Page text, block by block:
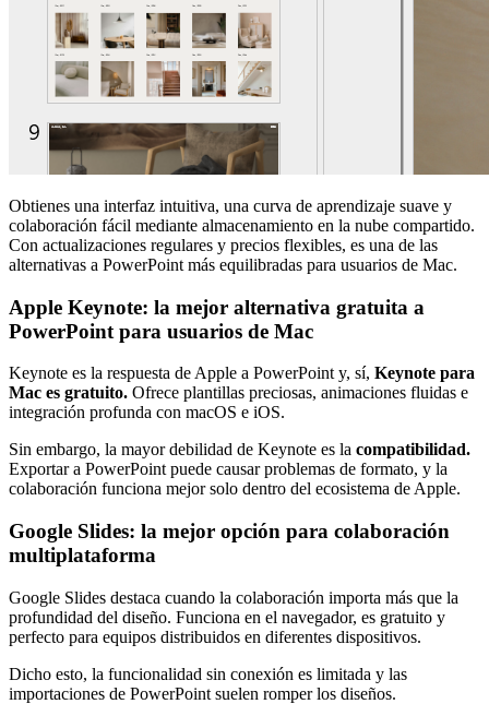
Obtienes una interfaz intuitiva, una curva de aprendizaje suave y
colaboración fácil mediante almacenamiento en la nube compartido.
Con actualizaciones regulares y precios flexibles, es una de las
alternativas a PowerPoint más equilibradas para usuarios de Mac.
Apple Keynote: la mejor alternativa gratuita a
PowerPoint para usuarios de Mac
Keynote es la respuesta de Apple a PowerPoint y, sí, Keynote para
Mac es gratuito. Ofrece plantillas preciosas, animaciones fluidas e
integración profunda con macOS e iOS.
Sin embargo, la mayor debilidad de Keynote es la compatibilidad.
Exportar a PowerPoint puede causar problemas de formato, y la
colaboración funciona mejor solo dentro del ecosistema de Apple.
Google Slides: la mejor opción para colaboración
multiplataforma
Google Slides destaca cuando la colaboración importa más que la
profundidad del diseño. Funciona en el navegador, es gratuito y
perfecto para equipos distribuidos en diferentes dispositivos.
Dicho esto, la funcionalidad sin conexión es limitada y las
importaciones de PowerPoint suelen romper los diseños.